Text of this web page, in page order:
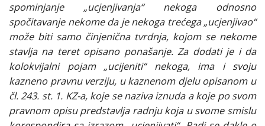
spominjanje „ucjenjivanja“ nekoga odnosno
spočitavanje nekome da je nekoga trećega „ucjenjivao“
može biti samo činjenična tvrdnja, kojom se nekome
stavlja na teret opisano ponašanje. Za dodati je i da
kolokvijalni pojam „ucijeniti“ nekoga, ima i svoju
kazneno pravnu verziju, u kaznenom djelu opisanom u
čl. 243. st. 1. KZ-a, koje se naziva iznuda a koje po svom
pravnom opisu predstavlja radnju koja u svome smislu